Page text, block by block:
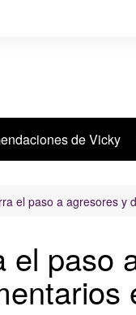
de Vicky
el paso a agresores y
el paso